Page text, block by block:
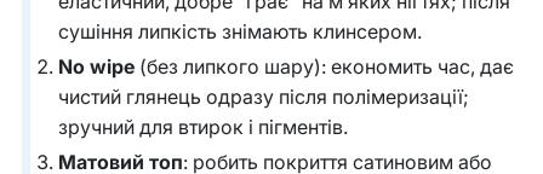
сушіння липкість знімають клинсером.
No wipe (без липкого шару): економить час, дає
чистий глянець одразу після полімеризації;
зручний для втирок і пігментів.
Матовий топ: робить покриття сатиновим або